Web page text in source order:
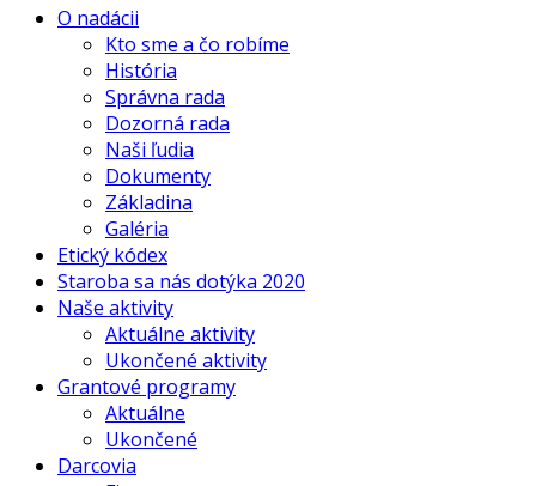
O nadácii
Kto sme a čo robíme
História
Správna rada
Dozorná rada
Naši ľudia
Dokumenty
Základina
Galéria
Etický kódex
Staroba sa nás dotýka 2020
Naše aktivity
Aktuálne aktivity
Ukončené aktivity
Grantové programy
Aktuálne
Ukončené
Darcovia